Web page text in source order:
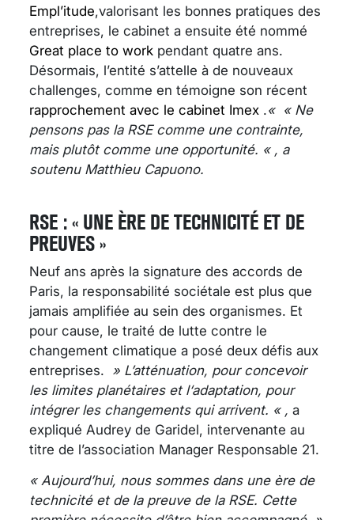
Empl’itude,valorisant les bonnes pratiques des
entreprises, le cabinet a ensuite été nommé
Great place to work pendant quatre ans.
Désormais, l’entité s’attelle à de nouveaux
challenges, comme en témoigne son récent
rapprochement avec le cabinet Imex .« « Ne
pensons pas la RSE comme une contrainte,
mais plutôt comme une opportunité. « , a
soutenu Matthieu Capuono.
RSE : « UNE ÈRE DE TECHNICITÉ ET DE
PREUVES »
Neuf ans après la signature des accords de
Paris, la responsabilité sociétale est plus que
jamais amplifiée au sein des organismes. Et
pour cause, le traité de lutte contre le
changement climatique a posé deux défis aux
entreprises. » L’atténuation, pour concevoir
les limites planétaires et l‘adaptation, pour
intégrer les changements qui arrivent. « , a
expliqué Audrey de Garidel, intervenante au
titre de l’association Manager Responsable 21.
« Aujourd’hui, nous sommes dans une ère de
technicité et de la preuve de la RSE. Cette